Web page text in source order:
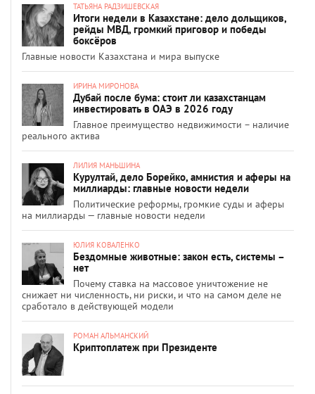
ТАТЬЯНА РАДЗИШЕВСКАЯ
Итоги недели в Казахстане: дело дольщиков,
рейды МВД, громкий приговор и победы
боксёров
Главные новости Казахстана и мира выпуске
ИРИНА МИРОНОВА
Дубай после бума: стоит ли казахстанцам
инвестировать в ОАЭ в 2026 году
Главное преимущество недвижимости – наличие
реального актива
ЛИЛИЯ МАНЬШИНА
Курултай, дело Борейко, амнистия и аферы на
миллиарды: главные новости недели
Политические реформы, громкие суды и аферы
на миллиарды — главные новости недели
ЮЛИЯ КОВАЛЕНКО
Бездомные животные: закон есть, системы –
нет
Почему ставка на массовое уничтожение не
снижает ни численность, ни риски, и что на самом деле не
сработало в действующей модели
РОМАН АЛЬМАНСКИЙ
Криптоплатеж при Президенте